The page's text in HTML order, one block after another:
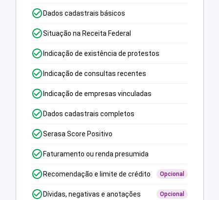
Dados cadastrais básicos
Situação na Receita Federal
Indicação de existência de protestos
Indicação de consultas recentes
Indicação de empresas vinculadas
Dados cadastrais completos
Serasa Score Positivo
Faturamento ou renda presumida
Recomendação e limite de crédito Opcional
Dívidas, negativas e anotações Opcional